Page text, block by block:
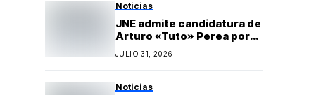
Noticias
JNE admite candidatura de
Arturo «Tuto» Perea por
Islay y oficializa lista
regional de Yo Arequipa
Gonzales
JULIO 31, 2026
Noticias